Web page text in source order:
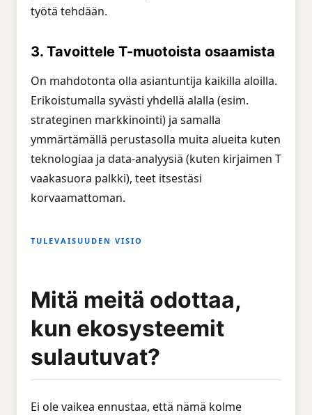
työtä tehdään.
3. Tavoittele T-muotoista osaamista
On mahdotonta olla asiantuntija kaikilla aloilla.
Erikoistumalla syvästi yhdellä alalla (esim.
strateginen markkinointi) ja samalla
ymmärtämällä perustasolla muita alueita kuten
teknologiaa ja data-analyysiä (kuten kirjaimen T
vaakasuora palkki), teet itsestäsi
korvaamattoman.
TULEVAISUUDEN VISIO
Mitä meitä odottaa,
kun ekosysteemit
sulautuvat?
Ei ole vaikea ennustaa, että nämä kolme